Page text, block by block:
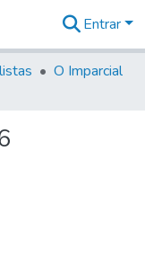
Entrar
O Imparcial